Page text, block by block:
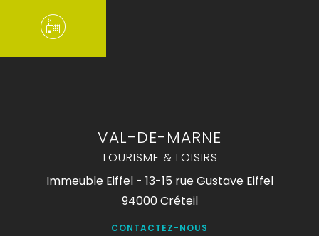
VAL-DE-MARNE
TOURISME & LOISIRS
Immeuble Eiffel - 13-15 rue Gustave Eiffel
94000 Créteil
CONTACTEZ-NOUS